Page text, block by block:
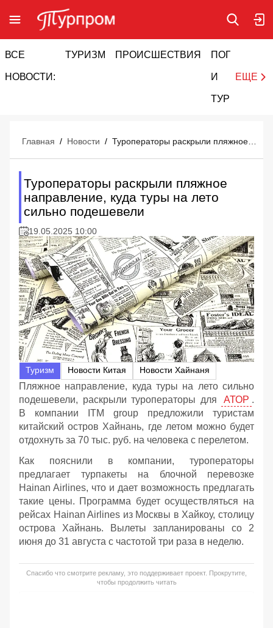
ВСЕ
НОВОСТИ:
ТУРИЗМ ПРОИСШЕСТВИЯ ПОГОДА
И
ТУРИЗМ
ЕЩЕ
Главная / Новости /
Туроператоры раскрыли пляжное
направление, куда туры на лето
сильно подешевели
19.05.2025 10:00
Туризм Новости Китая Новости Хайнаня
Пляжное направление, куда туры на лето сильно
подешевели, раскрыли туроператоры для
АТОР .
В компании ITM group предложили туристам
китайский остров Хайнань, где летом можно будет
отдохнуть за 70 тыс. руб. на человека с перелетом.
Как пояснили в компании, туроператоры
предлагает турпакеты на блочной перевозке
Hainan Airlines, что и дает возможность предлагать
такие цены. Программа будет осуществляться на
рейсах Hainan Airlines из Москвы в Хайкоу, столицу
острова Хайнань. Вылеты запланированы со 2
июня до 31 августа с частотой три раза в неделю.
Спасибо что смотрите рекламу, это поддерживает проект. Прокрутите,
чтобы продолжить читать